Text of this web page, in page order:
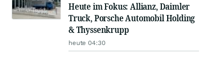
Heute im Fokus: Allianz, Daimler
Truck, Porsche Automobil Holding
& Thyssenkrupp
heute 04:30